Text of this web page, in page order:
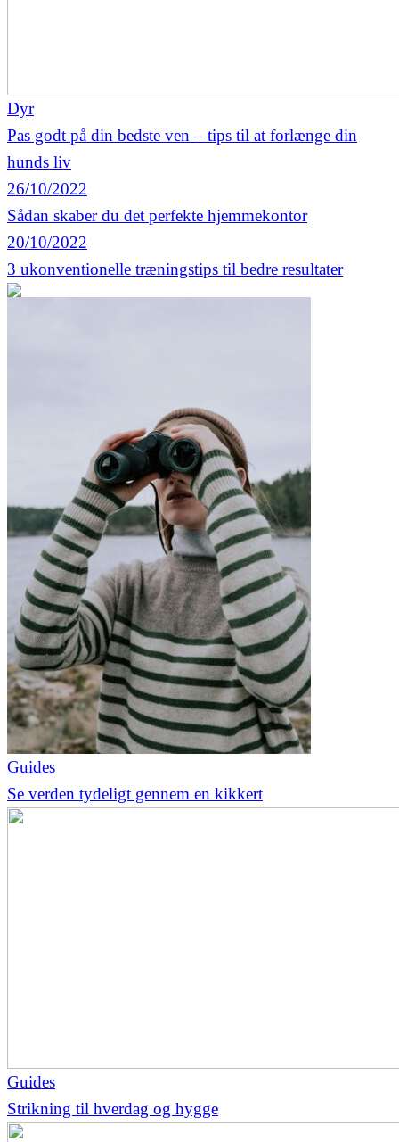
Dyr
Pas godt på din bedste ven – tips til at forlænge din
hunds liv
26/10/2022
Sådan skaber du det perfekte hjemmekontor
20/10/2022
3 ukonventionelle træningstips til bedre resultater
Guides
Se verden tydeligt gennem en kikkert
Guides
Strikning til hverdag og hygge